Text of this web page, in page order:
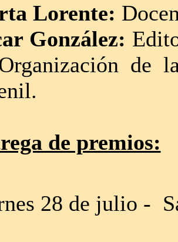
Lorente:
González:
de
de premios:
28 de julio -